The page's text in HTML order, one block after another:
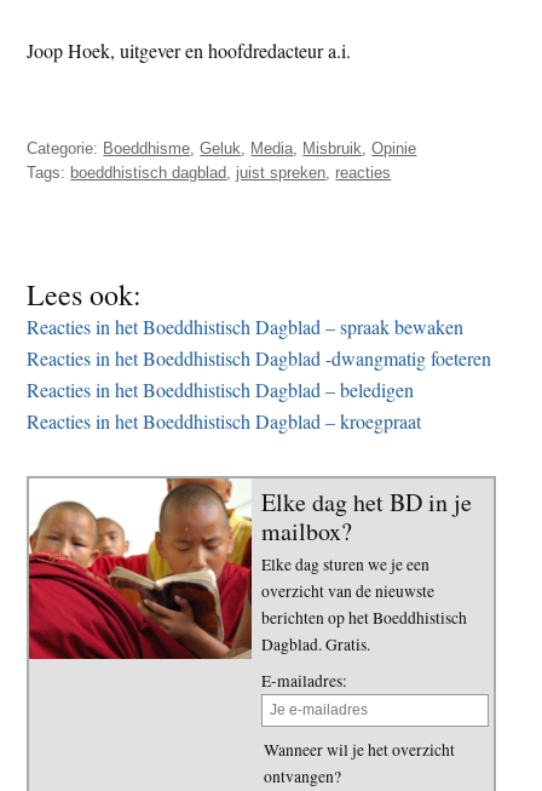
Joop Hoek, uitgever en hoofdredacteur a.i.
Categorie: Boeddhisme ,Geluk Media Misbruik ,Opinie
Tags: boeddhistisch dagblad juist spreken reacties
Lees ook:
Reacties in het Boeddhistisch Dagblad – spraak bewaken
Reacties in het Boeddhistisch Dagblad -dwangmatig foeteren
Reacties in het Boeddhistisch Dagblad – beledigen
Reacties in het Boeddhistisch Dagblad – kroegpraat
Elke dag het BD in je
mailbox?
Elke dag sturen we je een
overzicht van de nieuwste
berichten op het Boeddhistisch
Dagblad. Gratis.
E-mailadres:
Wanneer wil je het overzicht
ontvangen?